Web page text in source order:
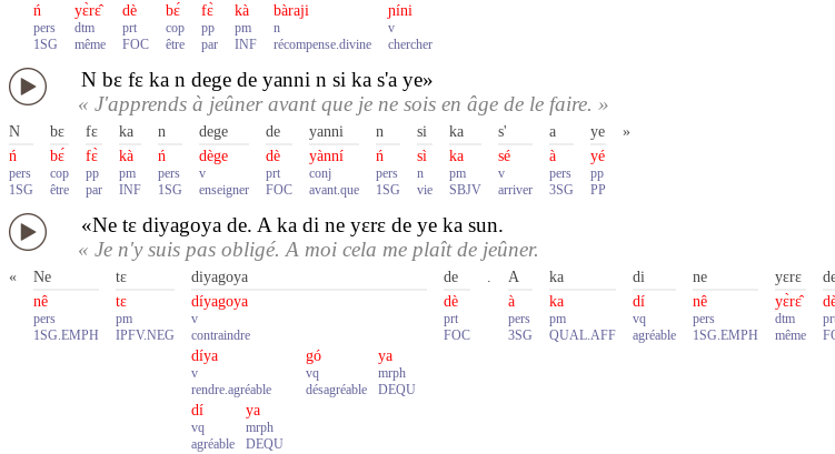
ń
pers
1SG
yɛ̀rɛ̂
dtm
même
dè
prt
FOC
bɛ́
cop
être
fɛ̀
pp
par
kà
pm
INF
bàraji
n
récompense.divine
ɲíni
v
chercher
N bɛ fɛ ka n dege de yanni n si ka s'a ye»
« J'apprends à jeûner avant que je ne sois en âge de le faire. »
N
ń
pers
1SG
bɛ
bɛ́
cop
être
fɛ
fɛ̀
pp
par
ka
kà
pm
INF
n
ń
pers
1SG
dege
dège
v
enseigner
de
dè
prt
FOC
yanni
yànní
conj
avant.que
n
ń
pers
1SG
si
sì
n
vie
ka
ka
pm
SBJV
s'
sé
v
arriver
a
à
pers
3SG
ye
yé
pp
PP
»
«Ne tɛ diyagoya de. A ka di ne yɛrɛ de ye ka sun.
« Je n'y suis pas obligé. A moi cela me plaît de jeûner.
«
Ne
nê
pers
1SG.EMPH
tɛ
tɛ
pm
IPFV.NEG
diyagoya
díyagoya
v
contraindre
díya
v
rendre.agréable
dí
vq
agréable
ya
mrph
DEQU
gó
vq
désagréable
ya
mrph
DEQU
de
dè
prt
FOC
.
A
à
pers
3SG
ka
ka
pm
QUAL.AFF
di
dí
vq
agréable
ne
nê
pers
1SG.EMPH
yɛrɛ
yɛ̀rɛ̂
dtm
même